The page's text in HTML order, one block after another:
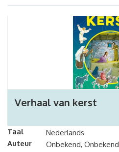
Verhaal van kerst
Taal
Nederlands
Auteur
Onbekend, Onbekend